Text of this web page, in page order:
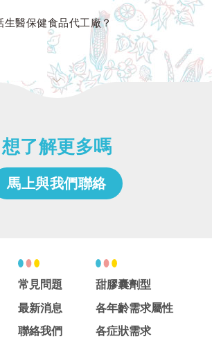
醫保健食品代工廠？
想了解更多嗎
馬上與我們聯絡
常見問題
最新消息
聯絡我們
甜膠囊劑型
各年齡需求屬性
各症狀需求